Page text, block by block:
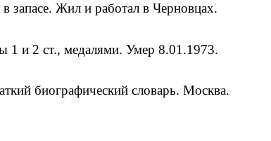
запасе. Жил и работал в Черновцах.
1 и 2 ст., медалями. Умер 8.01.1973.
биографический словарь. Москва.